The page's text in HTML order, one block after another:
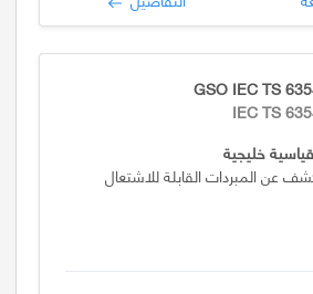
GSO IEC TS
IEC TS
خليجية
عن المبردات القابلة للاشتعال